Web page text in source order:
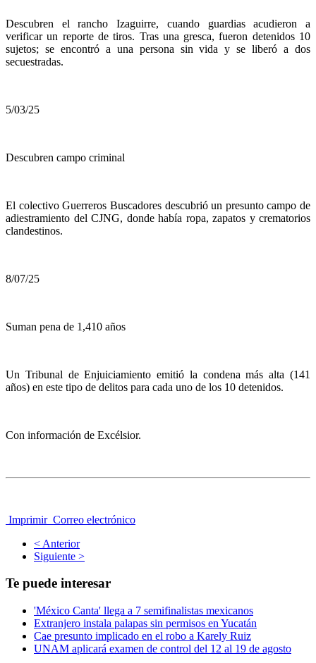
Descubren el rancho Izaguirre, cuando guardias acudieron a
verificar un reporte de tiros. Tras una gresca, fueron detenidos 10
sujetos; se encontró a una persona sin vida y se liberó a dos
secuestradas.
5/03/25
Descubren campo criminal
El colectivo Guerreros Buscadores descubrió un presunto campo de
adiestramiento del CJNG, donde había ropa, zapatos y crematorios
clandestinos.
8/07/25
Suman pena de 1,410 años
Un Tribunal de Enjuiciamiento emitió la condena más alta (141
años) en este tipo de delitos para cada uno de los 10 detenidos.
Con información de Excélsior.
Imprimir Correo electrónico
< Anterior
Siguiente >
Te puede interesar
'México Canta' llega a 7 semifinalistas mexicanos
Extranjero instala palapas sin permisos en Yucatán
Cae presunto implicado en el robo a Karely Ruiz
UNAM aplicará examen de control del 12 al 19 de agosto